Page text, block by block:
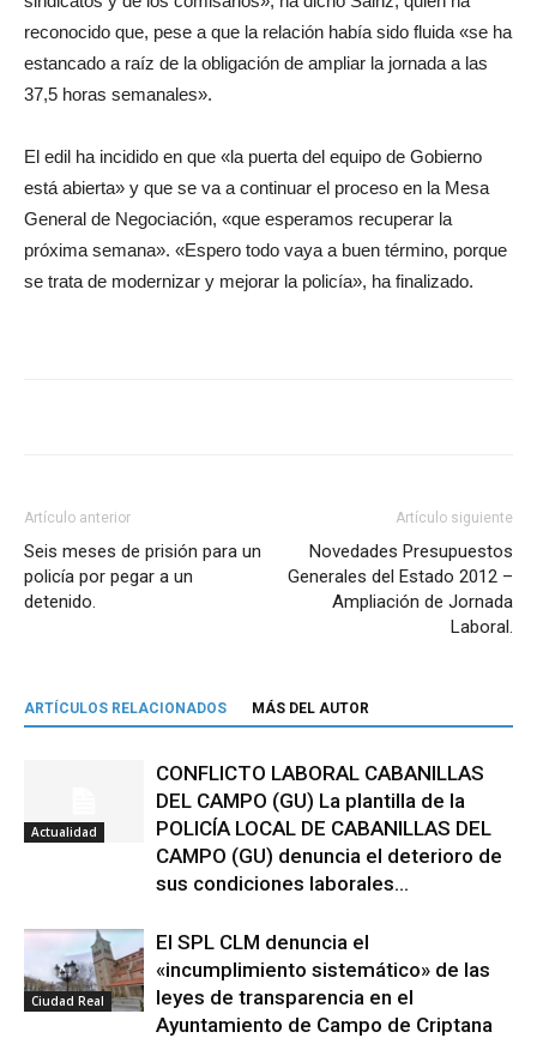
reconocido que, pese a que la relación había sido fluida «se ha
estancado a raíz de la obligación de ampliar la jornada a las
37,5 horas semanales».
El edil ha incidido en que «la puerta del equipo de Gobierno
está abierta» y que se va a continuar el proceso en la Mesa
General de Negociación, «que esperamos recuperar la
próxima semana». «Espero todo vaya a buen término, porque
se trata de modernizar y mejorar la policía», ha finalizado.
Artículo anterior
Seis meses de prisión para un
policía por pegar a un
detenido.
Artículo siguiente
Novedades Presupuestos
Generales del Estado 2012 –
Ampliación de Jornada
Laboral.
ARTÍCULOS RELACIONADOS MÁS DEL AUTOR
Actualidad
CONFLICTO LABORAL CABANILLAS
DEL CAMPO (GU) La plantilla de la
POLICÍA LOCAL DE CABANILLAS DEL
CAMPO (GU) denuncia el deterioro de
sus condiciones laborales...
Ciudad Real
El SPL CLM denuncia el
«incumplimiento sistemático» de las
leyes de transparencia en el
Ayuntamiento de Campo de Criptana